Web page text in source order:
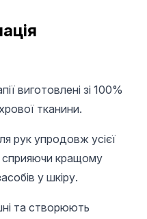
виготовлені зі 100%
тканини.
рук упродовж усієї
сприяючи кращому
у шкіру.
та створюють